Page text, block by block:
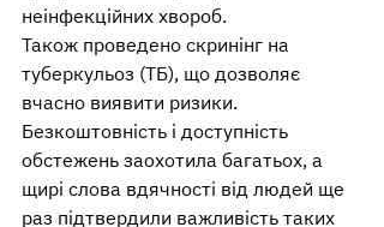
неінфекційних хвороб.
Також проведено скринінг на
туберкульоз (ТБ), що дозволяє
вчасно виявити ризики.
Безкоштовність і доступність
обстежень заохотила багатьох, а
щирі слова вдячності від людей ще
раз підтвердили важливість таких